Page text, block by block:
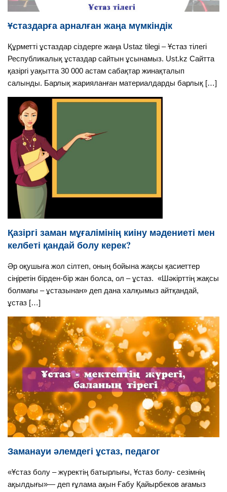
Ұстаздарға арналған жаңа мүмкіндік
Құрметті ұстаздар сіздерге жаңа Ustaz tilegi – Ұстаз тілегі
Республикалық ұстаздар сайтын ұсынамыз. Ust.kz Сайтта
қазіргі уақытта 30 000 астам сабақтар жинақталып
салынды. Барлық жарияланған материалдарды барлық […]
Қазіргі заман мұғалімінің киіну мәдениеті мен
келбеті қандай болу керек?
Әр оқушыға жол сілтеп, оның бойына жақсы қасиеттер
сіңіретін бірден-бір жан болса, ол – ұстаз. «Шәкірттің жақсы
болмағы – ұстазынан» деп дана халқымыз айтқандай,
ұстаз […]
Заманауи әлемдегі ұстаз, педагог
«Ұстаз болу – жүректің батырлығы, Ұстаз болу- сезімнің
ақылдығы»— деп ғұлама ақын Ғабу Қайырбеков ағамыз